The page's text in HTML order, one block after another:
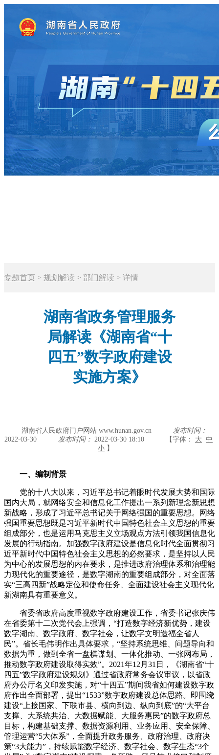
专题首页 > 规划解读 > 部门解读 > 详情
湖南省政务管理服务
局解读《湖南省“十
四五”数字政府建设
实施方案》
湖南省人民政府门户网站 www.hunan.gov.cn
发布时间：
2022-03-30
发布时间： 2022-03-30 18:10 【字体： 大 中
小 】
一、编制背景
党的十八大以来，习近平总书记着眼时代发展大势和国际
国内大局，就网络安全和信息化工作提出一系列新理念新思想
新战略，形成了习近平总书记关于网络强国的重要思想。网络
强国重要思想既是习近平新时代中国特色社会主义思想的重要
组成部分，也是运用马克思主义立场观点方法引领我国信息化
发展的行动指南。加强数字政府建设是信息化时代全面贯彻习
近平新时代中国特色社会主义思想的必然要求，是坚持以人民
为中心的发展思想的内在要求，是推进政府治理体系和治理能
力现代化的重要途径，是数字湖南的重要组成部分，对全面落
实“三高四新”战略定位和使命任务、全面建设社会主义现代化
新湖南具有重要意义。
省委省政府高度重视数字政府建设工作，省委书记张庆伟
在省委第十二次党代会上强调，“打造数字经济新优势，建设
数字湖南、数字政府、数字社会，让数字文明造福全省人
民”。省长毛伟明作出具体要求，“坚持系统思维、问题导向和
数据为重，做到全省一盘棋谋划、一体化推动、一张网布局，
推动数字政府建设取得实效”。2021年12月31日，《湖南省“十
四五”数字政府建设规划》通过省政府常务会议审议，以省政
府办公厅名义印发实施，对“十四五”期间我省如何建设数字政
府作出全面部署，提出“1533”数字政府建设总体思路。即围绕
建设“上接国家、下联市县、横向到边、纵向到底”的“大平台
支撑、大系统共治、大数据赋能、大服务惠民”的数字政府总
目标，构建基础支撑、数据资源利用、业务应用、安全保障、
管理运营“5大体系”，全面提升政务服务、政府治理、政府决
策“3大能力”，持续赋能数字经济、数字社会、数字生态“3个